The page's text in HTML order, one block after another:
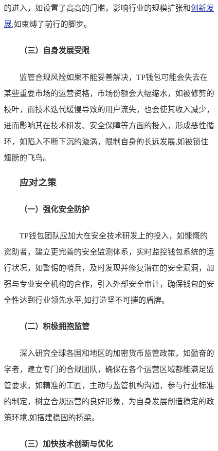
的进入，如设置了高高的门槛，影响行业的规模扩张和创新发
展,如束缚了前行的脚步。
（三）自身发展受限
监管合规风险如果不能妥善解决，TP钱包可能会失去在
某些重要市场的运营资格，市场份额会大幅缩水，如被修剪的
枝叶，而技术迭代缓慢导致的用户流失，也会使其收入减少，
进而影响其在技术研发、安全保障等方面的投入，形成恶性循
环，如陷入不断下沉的漩涡，限制自身的长远发展,如被锁住
翅膀的飞鸟。
应对之策
（一）强化安全防护
TP钱包团队应加大在安全技术研发上的投入，如慷慨的
资助者，建立更完善的安全监测体系，实时监控钱包系统的运
行状况，如警惕的哨兵，及时发现并修复潜在的安全漏洞，加
强与专业安全机构的合作，引入外部安全审计，确保钱包的安
全性达到行业领先水平,如打造坚不可摧的盾牌。
（二）积极拥抱监管
深入研究全球各国和地区的加密货币监管政策，如勤奋的
学者，建立专门的合规团队，确保在各个运营区域都能满足监
管要求，如精准的工匠，主动与监管机构沟通，参与行业标准
的制定，树立合规运营的良好形象，为自身发展创造稳定的政
策环境,如搭建稳固的桥梁。
（三）加快技术创新与优化